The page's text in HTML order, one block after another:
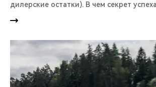
дилерские остатки). В чем секрет